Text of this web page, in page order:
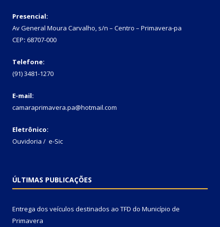
Presencial:
Av General Moura Carvalho, s/n – Centro – Primavera-pa
CEP: 68707-000
Telefone:
(91) 3481-1270
E-mail:
camaraprimavera.pa@hotmail.com
Eletrônico:
Ouvidoria / e-Sic
ÚLTIMAS PUBLICAÇÕES
Entrega dos veículos destinados ao TFD do Município de
Primavera